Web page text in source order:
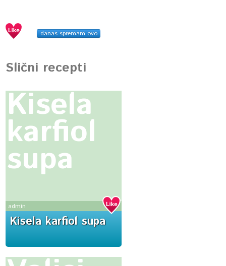
danas spremam ovo
Slični recepti
Kisela
karfiol
supa
admin
Kisela karfiol supa